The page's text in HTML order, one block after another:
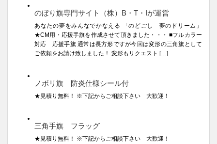
のぼり旗専門サイト（株）B・T・Iが運営
あなたの夢をみんなでかなえる 「のどごし 夢のドリーム」
★CM用・応援手旗を作成させて頂きました・・・ ■フルカラー
対応 応援手旗 通常は長方形ですが今回は変形の三角旗として
ご依頼をお請け致しました！ 変形もリクエスト […]
ノボリ旗 防炎仕様シール付
★見積り無料！ ※下記からご相談下さい 大歓迎！
三角手旗 フラッグ
★見積り無料！ ※下記からご相談下さい 大歓迎！